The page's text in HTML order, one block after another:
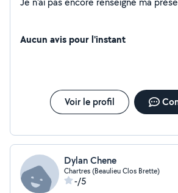
Aucun avis pour l'instant
Voir le profil
Dylan Chene
Chartres (Beaulieu Clos Brette)
-/5